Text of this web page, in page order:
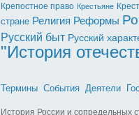
Крепостное право Крестьяне
стране Религия Реформы
Русский быт Русский
"История
Термины События Деятели
История России и сопредельных